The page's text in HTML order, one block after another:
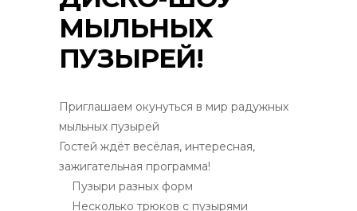
МЫЛЬНЫХ
ПУЗЫРЕЙ!
Приглашаем окунуться в мир радужных
мыльных пузырей
Гостей ждёт весёлая, интересная,
зажигательная программа!
Пузыри разных форм
Несколько трюков с пузырями